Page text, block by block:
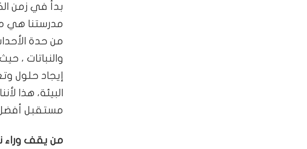
بدأ في زمن
مدرستنا هي
من حدة
والنباتات ،
إيجاد حلول
البيئة، هذا
مستقبل
من يقف وراء